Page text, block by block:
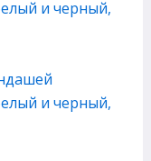
и черный,